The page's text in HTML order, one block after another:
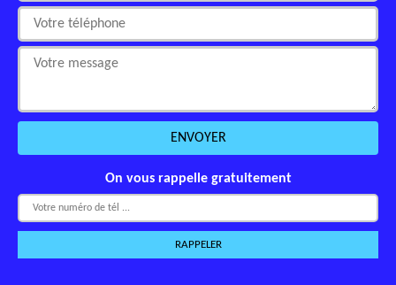
On vous rappelle gratuitement